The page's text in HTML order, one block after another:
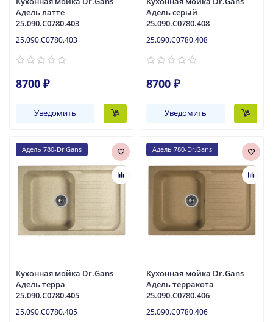
Адель латте
25.090.C0780.403
25.090.C0780.403
8700 ₽
Уведомить
Адель серый
25.090.C0780.408
25.090.C0780.408
8700 ₽
Уведомить
Адель 780-Dr.Gans
Кухонная мойка Dr.Gans
Адель терра
25.090.C0780.405
25.090.C0780.405
Адель 780-Dr.Gans
Кухонная мойка Dr.Gans
Адель терракота
25.090.C0780.406
25.090.C0780.406